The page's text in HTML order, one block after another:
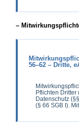
–
56–62 – Dritte,
Pflichten Dritter
Datenschutz
(§ 66 SGB I).